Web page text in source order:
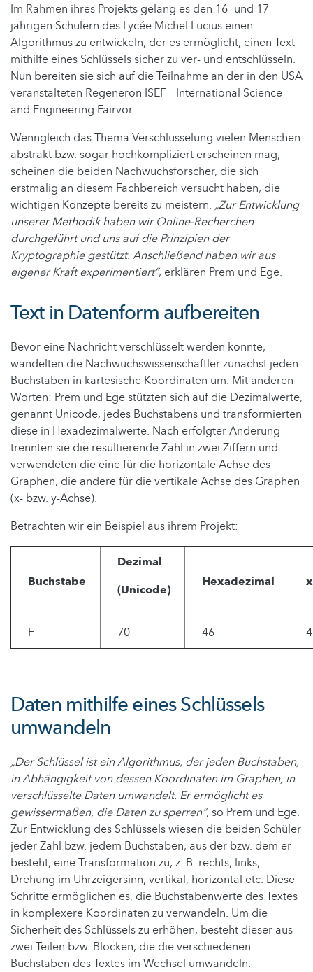
Im Rahmen ihres Projekts gelang es den 16- und 17-
jährigen Schülern des Lycée Michel Lucius einen
Algorithmus zu entwickeln, der es ermöglicht, einen Text
mithilfe eines Schlüssels sicher zu ver- und entschlüsseln.
Nun bereiten sie sich auf die Teilnahme an der in den USA
veranstalteten Regeneron ISEF – International Science
and Engineering Fairvor.
Wenngleich das Thema Verschlüsselung vielen Menschen
abstrakt bzw. sogar hochkompliziert erscheinen mag,
scheinen die beiden Nachwuchsforscher, die sich
erstmalig an diesem Fachbereich versucht haben, die
wichtigen Konzepte bereits zu meistern. „Zur Entwicklung
unserer Methodik haben wir Online-Recherchen
durchgeführt und uns auf die Prinzipien der
Kryptographie gestützt. Anschließend haben wir aus
eigener Kraft experimentiert“, erklären Prem und Ege.
Text in Datenform aufbereiten
Bevor eine Nachricht verschlüsselt werden konnte,
wandelten die Nachwuchswissenschaftler zunächst jeden
Buchstaben in kartesische Koordinaten um. Mit anderen
Worten: Prem und Ege stützten sich auf die Dezimalwerte,
genannt Unicode, jedes Buchstabens und transformierten
diese in Hexadezimalwerte. Nach erfolgter Änderung
trennten sie die resultierende Zahl in zwei Ziffern und
verwendeten die eine für die horizontale Achse des
Graphen, die andere für die vertikale Achse des Graphen
(x- bzw. y-Achse).
Betrachten wir ein Beispiel aus ihrem Projekt:
Buchstabe
Dezimal
(Unicode)
Hexadezimal
F 70 46 4
Daten mithilfe eines Schlüssels
umwandeln
„Der Schlüssel ist ein Algorithmus, der jeden Buchstaben,
in Abhängigkeit von dessen Koordinaten im Graphen, in
verschlüsselte Daten umwandelt. Er ermöglicht es
gewissermaßen, die Daten zu sperren“, so Prem und Ege.
Zur Entwicklung des Schlüssels wiesen die beiden Schüler
jeder Zahl bzw. jedem Buchstaben, aus der bzw. dem er
besteht, eine Transformation zu, z. B. rechts, links,
Drehung im Uhrzeigersinn, vertikal, horizontal etc. Diese
Schritte ermöglichen es, die Buchstabenwerte des Textes
in komplexere Koordinaten zu verwandeln. Um die
Sicherheit des Schlüssels zu erhöhen, besteht dieser aus
zwei Teilen bzw. Blöcken, die die verschiedenen
Buchstaben des Textes im Wechsel umwandeln.